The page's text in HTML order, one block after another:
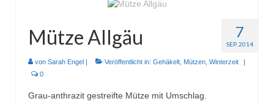
7
SEP. 2014
Mütze Allgäu
von Sarah Engel | Veröffentlicht in: Gehäkelt Mützen Winterzeit
|
0
Grau-anthrazit gestreifte Mütze mit Umschlag.